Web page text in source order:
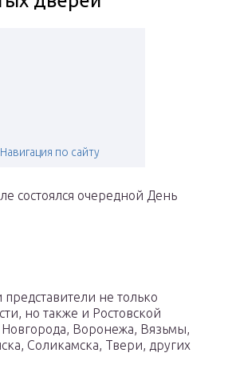
Навигация по сайту
состоялся очередной День
не только
но также и Ростовской
Новгорода, Воронежа, Вязьмы,
Соликамска, Твери, других